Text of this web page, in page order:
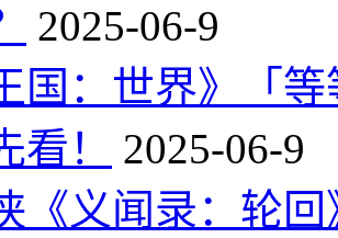
2025-06-9
国：世界》「
看！
2025-06-9
《义闻录：轮